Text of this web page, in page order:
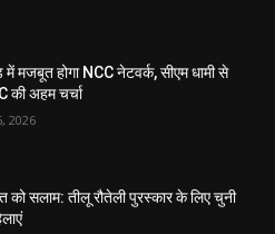
में मजबूत होगा NCC नेटवर्क, सीएम धामी से
की अहम चर्चा
2026
को सलाम: तीलू रौतेली पुरस्कार के लिए चुनी